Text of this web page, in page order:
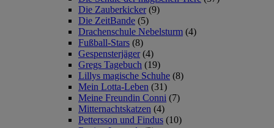
Die Zauberkicker (9)
Die ZeitBande (5)
Drachenschule Nebelsturm (4)
Fußball-Stars (8)
Gespensterjäger (4)
Gregs Tagebuch (19)
Lillys magische Schuhe (8)
Mein Lotta-Leben (31)
Meine Freundin Conni (7)
Mitternachtskatzen (4)
Pettersson und Findus (10)